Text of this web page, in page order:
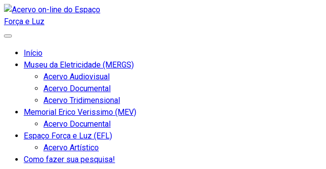
Início
Museu da Eletricidade (MERGS)
Acervo Audiovisual
Acervo Documental
Acervo Tridimensional
Memorial Erico Verissimo (MEV)
Acervo Documental
Espaço Força e Luz (EFL)
Acervo Artístico
Como fazer sua pesquisa!